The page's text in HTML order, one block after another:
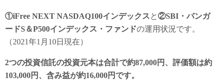
①iFree NEXT NASDAQ100インデックスと②SBI・バンガ
ードS＆P500インデックス・ファンドの運用状況です。
（2021年1月10日現在）
2つの投資信託の投資元本は合計で約87,000円、評価額は約
103,000円、含み益が約16,000円です。